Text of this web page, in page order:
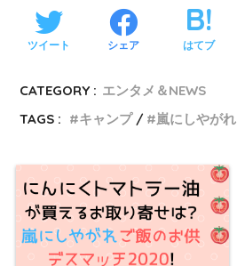
ツイート シェア はてブ
CATEGORY : エンタメ＆NEWS
TAGS :
キャンプ 嵐にしやがれ